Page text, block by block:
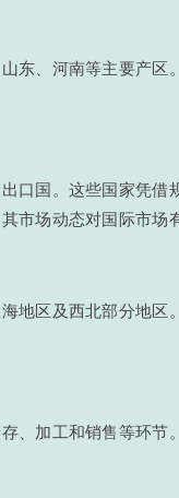
东、河南等主要产
口国。这些国家凭
市场动态对国际市场
地区及西北部分地
、加工和销售等环